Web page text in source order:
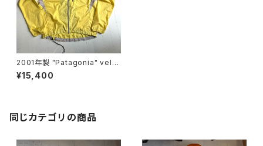
2001年製 "Patagonia" velo
city O2 jacket
¥15,400
同じカテゴリの商品